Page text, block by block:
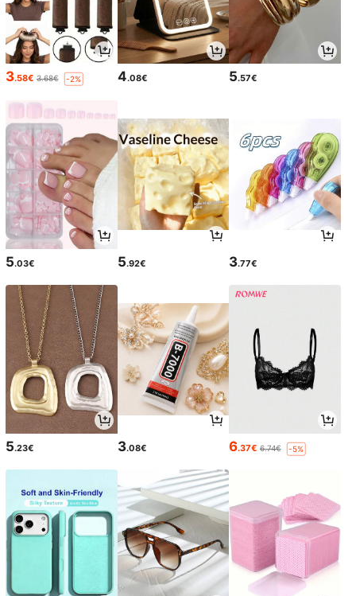
3.58€ 3.68€ -2% 4.08€ 5.57€
5.03€ 5.92€ 3.77€
5.23€ 3.08€ 6.37€ 6.74€ -5%